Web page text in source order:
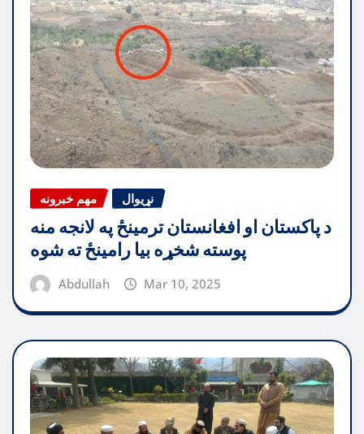
مهم خبرونه نړیوال
د پاکستان او افغانستان ترمینځ په لانجه منه
پوسته شخړه بیا رامینځ ته شوه
Abdullah Mar 10, 2025